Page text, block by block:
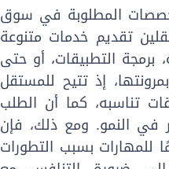
المطلوبة في سوق
تقديم خدمات متنوعة
برمجة التطبيقات، أو حتى
إذ تتيح للمستقل
تناسبه، كما أن الطلب
في النمو. ومع ذلك، فإن
للمهارات بسبب التطورات